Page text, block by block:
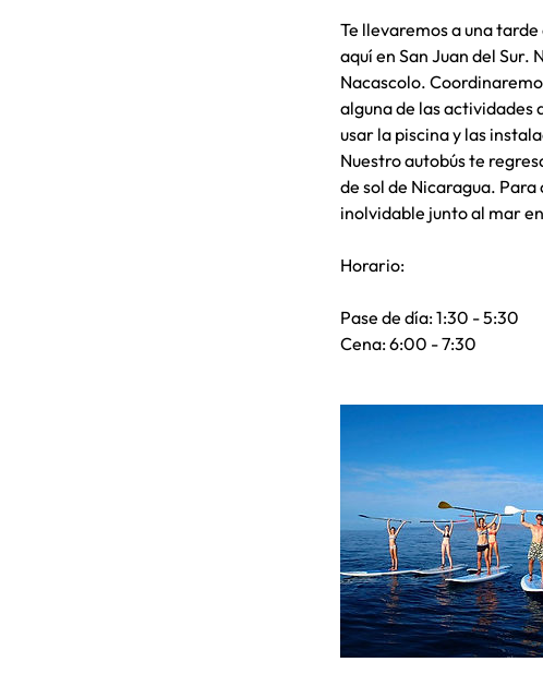
Te llevaremos a una
aquí en San Juan del
Nacascolo.
alguna de las actividades
usar la piscina y las
Nuestro autobús te
de sol de Nicaragua.
inolvidable junto al mar
Horario:
Pase de día: 1:30 - 5:30
Cena: 6:00 - 7:30